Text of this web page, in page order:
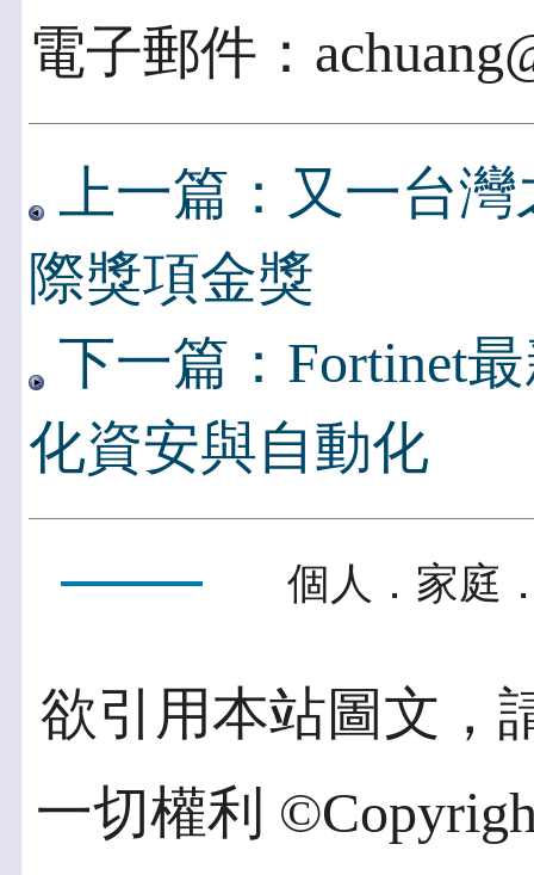
電子郵件：
上一篇：又一台
際獎項金獎
下一篇：Fortinet
化資安與自動化
個人．家庭
欲引用本站圖文，
一切權利